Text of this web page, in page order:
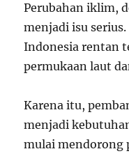
Perubahan iklim,
menjadi isu
Indonesia rentan
permukaan laut
Karena itu,
menjadi
mulai mendorong